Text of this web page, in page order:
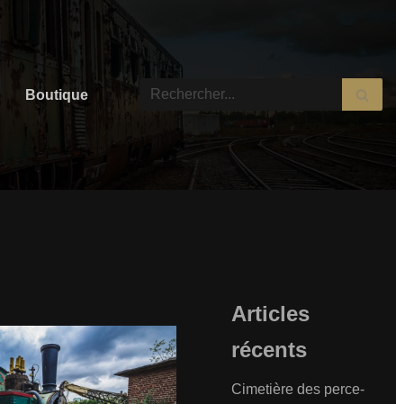
Boutique
Articles
récents
Cimetière des perce-